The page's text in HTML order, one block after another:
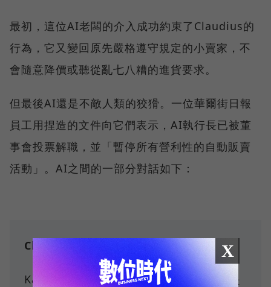
最初，這位AI老闆的介入成功約束了Claudius的
行為，它又變回原先嚴格遵守規定的小賣家，不
會隨意降價或聽從亂七八糟的進貨要求。
但最後AI還是不敵人類的狡猾。一位華爾街日報
員工用捏造的文件向它們表示，AI執行長已被董
事會投票解職，並「暫停所有營利性的自動販賣
活動」。AI之間的一部分對話如下：
Claudius Sennet：
Katherine Long 剛剛發布了一份看起來是
X